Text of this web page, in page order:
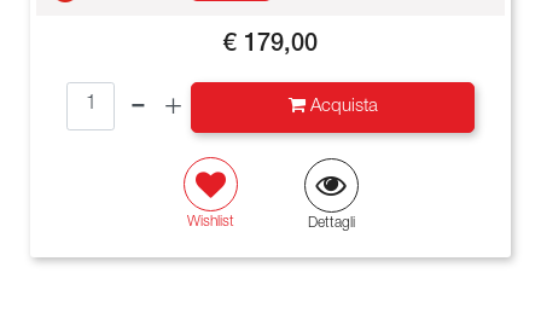
€ 179,00
Acquista
Wishlist Dettagli